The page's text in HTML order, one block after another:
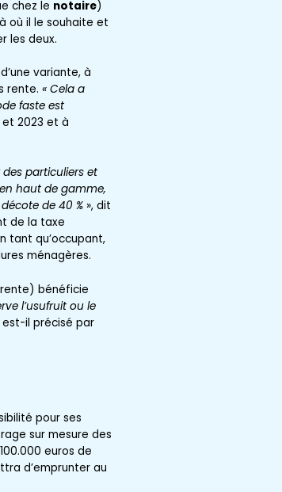
chez le notaire)
où il le souhaite et
les deux.
variante, à
rente. « Cela a
faste est
et 2023 et à
particuliers et
haut de gamme,
de 40 %», dit
de la taxe
tant qu’occupant,
ménagères.
bénéficie
l’usufruit ou le
est-il précisé par
pour ses
sur mesure des
euros de
d’emprunter au